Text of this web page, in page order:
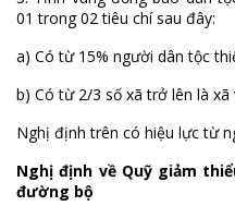
01 trong 02 tiêu chí sau đây:
a) Có từ 15% người dân tộc
b) Có từ 2/3 số xã trở lên là
Nghị định trên có hiệu lực từ
Nghị định về Quỹ giảm
đường bộ